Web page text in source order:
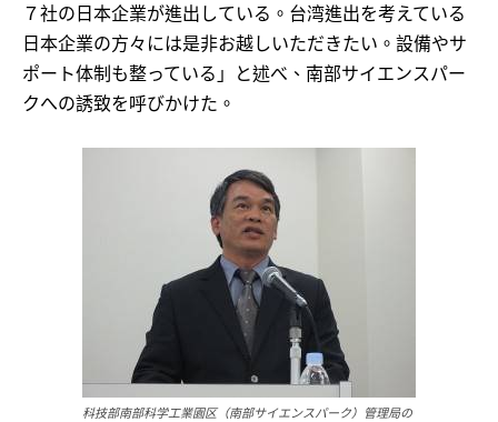
７社の日本企業が進出している。台湾進出を考えている
日本企業の方々には是非お越しいただきたい。設備やサ
ポート体制も整っている」と述べ、南部サイエンスパー
クへの誘致を呼びかけた。
科技部南部科学工業園区（南部サイエンスパーク）管理局の